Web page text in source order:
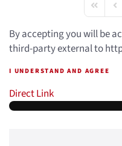
First Page
By accepting you will be
third-party external to
I UNDERSTAND AND AGREE
Direct Link